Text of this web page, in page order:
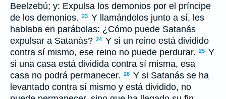
Beelzebú; y: Expulsa los demonios por el príncipe
de los demonios. 23 Y llamándolos junto a sí, les
hablaba en parábolas: ¿Cómo puede Satanás
expulsar a Satanás? 24 Y si un reino está dividido
contra sí mismo, ese reino no puede perdurar. 25 Y
si una casa está dividida contra sí misma, esa
casa no podrá permanecer. 26 Y si Satanás se ha
levantado contra sí mismo y está dividido, no